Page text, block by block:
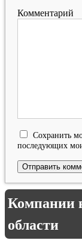
Комментарий
Сохранить
последующих
Компании
области